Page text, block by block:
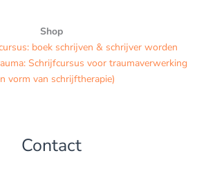
Shop
boek schrijven & schrijver worden
Schrijfcursus voor traumaverwerking
vorm van schrijftherapie)
Contact